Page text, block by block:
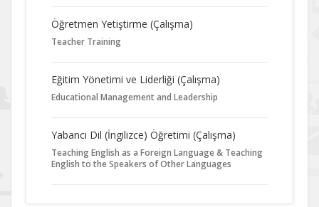
Öğretmen Yetiştirme (Çalışma)
Teacher Training
Eğitim Yönetimi ve Liderliği (Çalışma)
Educational Management and Leadership
Yabancı Dil (İngilizce) Öğretimi (Çalışma)
Teaching English as a Foreign Language & Teaching
English to the Speakers of Other Languages